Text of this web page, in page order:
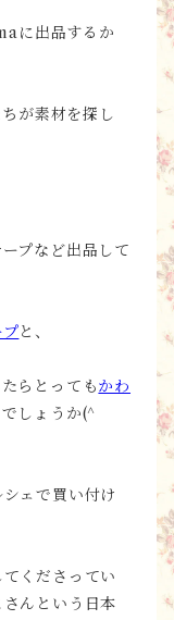
に出品するか
が素材を探し
プなど出品して
と、
らとってもかわ
でしょうか(^
ェで買い付け
くださってい
んという日本